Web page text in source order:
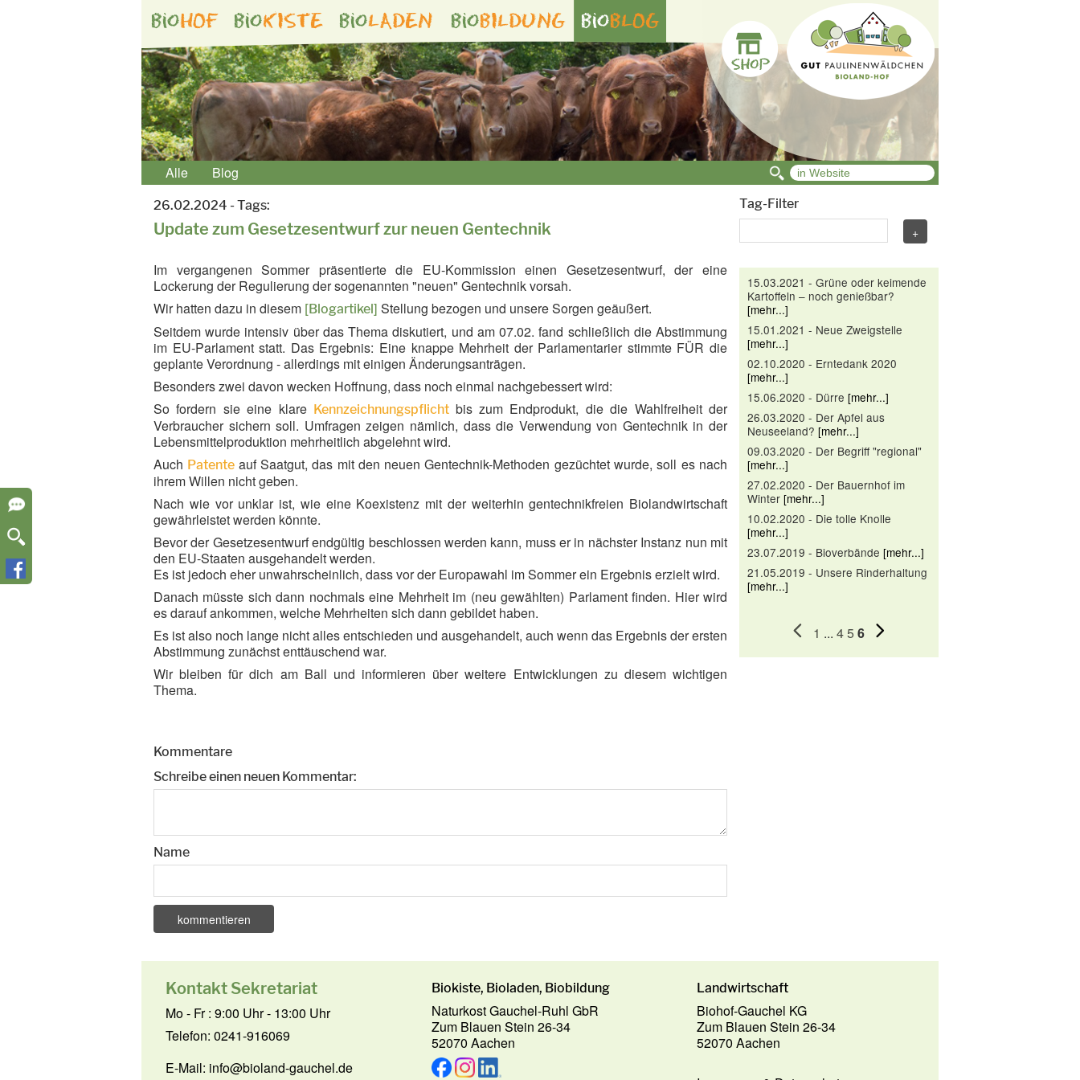
bioHOF bioKISTE bioLADEN bioBILDUNG bioBLOG
Alle Blog
26.02.2024 - Tags:
Update zum Gesetzesentwurf zur neuen Gentechnik
Im vergangenen Sommer präsentierte die EU-Kommission einen Gesetzesentwurf, der eine
Lockerung der Regulierung der sogenannten "neuen" Gentechnik vorsah.
Wir hatten dazu in diesem [Blogartikel] Stellung bezogen und unsere Sorgen geäußert.
Seitdem wurde intensiv über das Thema diskutiert, und am 07.02. fand schließlich die Abstimmung
im EU-Parlament statt. Das Ergebnis: Eine knappe Mehrheit der Parlamentarier stimmte FÜR die
geplante Verordnung - allerdings mit einigen Änderungsanträgen.
Besonders zwei davon wecken Hoffnung, dass noch einmal nachgebessert wird:
So fordern sie eine klare Kennzeichnungspflicht bis zum Endprodukt, die die Wahlfreiheit der
Verbraucher sichern soll. Umfragen zeigen nämlich, dass die Verwendung von Gentechnik in der
Lebensmittelproduktion mehrheitlich abgelehnt wird.
Auch Patente auf Saatgut, das mit den neuen Gentechnik-Methoden gezüchtet wurde, soll es nach
ihrem Willen nicht geben.
Nach wie vor unklar ist, wie eine Koexistenz mit der weiterhin gentechnikfreien Biolandwirtschaft
gewährleistet werden könnte.
Bevor der Gesetzesentwurf endgültig beschlossen werden kann, muss er in nächster Instanz nun mit
den EU-Staaten ausgehandelt werden.
Es ist jedoch eher unwahrscheinlich, dass vor der Europawahl im Sommer ein Ergebnis erzielt wird.
Danach müsste sich dann nochmals eine Mehrheit im (neu gewählten) Parlament finden. Hier wird
es darauf ankommen, welche Mehrheiten sich dann gebildet haben.
Es ist also noch lange nicht alles entschieden und ausgehandelt, auch wenn das Ergebnis der ersten
Abstimmung zunächst enttäuschend war.
Wir bleiben für dich am Ball und informieren über weitere Entwicklungen zu diesem wichtigen
Thema.
Kommentare
Schreibe einen neuen Kommentar:
Name
Tag-Filter
15.03.2021 - Grüne oder keimende
Kartoffeln – noch genießbar?
[mehr...]
15.01.2021 - Neue Zweigstelle
[mehr...]
02.10.2020 - Erntedank 2020
[mehr...]
15.06.2020 - Dürre [mehr...]
26.03.2020 - Der Apfel aus
Neuseeland? [mehr...]
09.03.2020 - Der Begriff "regional"
[mehr...]
27.02.2020 - Der Bauernhof im
Winter [mehr...]
10.02.2020 - Die tolle Knolle
[mehr...]
23.07.2019 - Bioverbände [mehr...]
21.05.2019 - Unsere Rinderhaltung
[mehr...]
1 ... 456
Kontakt Sekretariat
Mo - Fr : 9:00 Uhr - 13:00 Uhr
Telefon: 0241-916069
E-Mail: info@bioland-gauchel.de
Biokiste, Bioladen, Biobildung
Naturkost Gauchel-Ruhl GbR
Zum Blauen Stein 26-34
52070 Aachen
Landwirtschaft
Biohof-Gauchel KG
Zum Blauen Stein 26-34
52070 Aachen